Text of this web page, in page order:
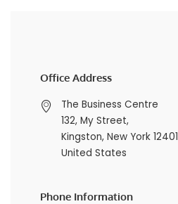
Office Address
The Business Centre
132, My Street,
Kingston, New York 12401
United States
Phone Information